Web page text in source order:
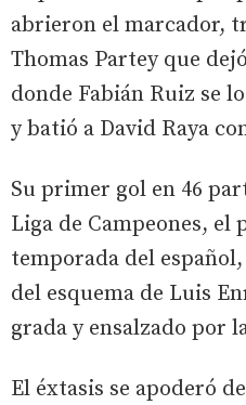
abrieron el marcador,
Thomas Partey que
donde Fabián Ruiz se
y batió a David Raya
Su primer gol en 46
Liga de Campeones, el
temporada del
del esquema de Luis
grada y ensalzado por
El éxtasis se apoderó